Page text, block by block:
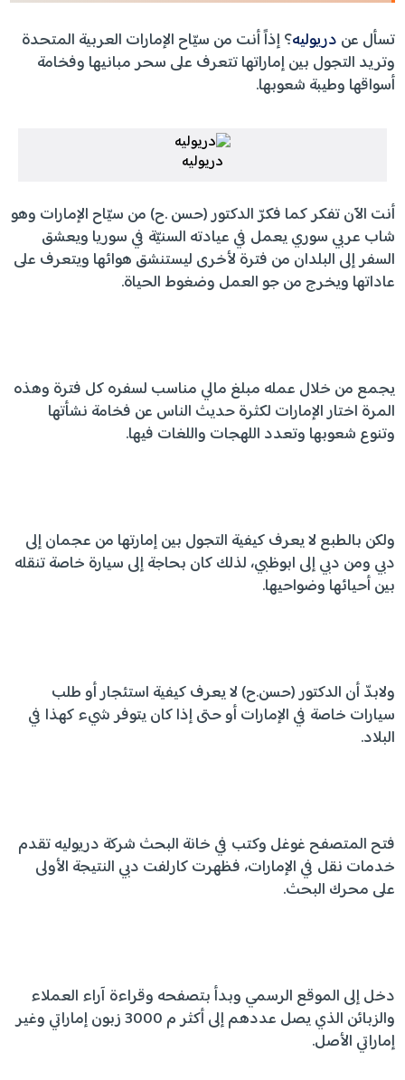
تسأل عن دريوليه؟ إذاً أنت من سيّاح الإمارات العربية المتحدة
وتريد التجول بين إماراتها تتعرف على سحر مبانيها وفخامة
أسواقها وطيبة شعوبها.
دريوليه
أنت الآن تفكر كما فكرّ الدكتور (حسن .ح) من سيّاح الإمارات وهو
شاب عربي سوري يعمل في عيادته السنيّة في سوريا ويعشق
السفر إلى البلدان من فترة لأخرى ليستنشق هوائها ويتعرف على
عاداتها ويخرج من جو العمل وضغوط الحياة.
يجمع من خلال عمله مبلغ مالي مناسب لسفره كل فترة وهذه
المرة اختار الإمارات لكثرة حديث الناس عن فخامة نشأتها
وتنوع شعوبها وتعدد اللهجات واللغات فيها.
ولكن بالطبع لا يعرف كيفية التجول بين إمارتها من عجمان إلى
دبي ومن دبي إلى ابوظبي، لذلك كان بحاجة إلى سيارة خاصة تنقله
بين أحيائها وضواحيها.
ولابدّ أن الدكتور (حسن.ح) لا يعرف كيفية استئجار أو طلب
سيارات خاصة في الإمارات أو حتى إذا كان يتوفر شيء كهذا في
البلاد.
فتح المتصفح غوغل وكتب في خانة البحث شركة دريوليه تقدم
خدمات نقل في الإمارات، فظهرت كارلفت دبي النتيجة الأولى
على محرك البحث.
دخل إلى الموقع الرسمي وبدأ بتصفحه وقراءة آراء العملاء
والزبائن الذي يصل عددهم إلى أكثر م 3000 زبون إماراتي وغير
إماراتي الأصل.